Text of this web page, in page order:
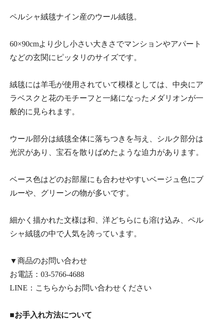
ペルシャ絨毯ナイン産のウール絨毯。
60×90cmより少し小さい大きさでマンションやアパート
などの玄関にピッタリのサイズです。
絨毯には羊毛が使用されていて模様としては、中央にア
ラベスクと花のモチーフと一緒になったメダリオンが一
般的に見られます。
ウール部分は絨毯全体に落ちつきを与え、シルク部分は
光沢があり、宝石を散りばめたような迫力があります。
ベース色はどのお部屋にも合わせやすいベージュ色にブ
ルーや、グリーンの物が多いです。
細かく描かれた文様は和、洋どちらにも溶け込み、ペル
シャ絨毯の中で人気を誇っています。
▼商品のお問い合わせ
お電話： 03-5766-4688
LINE： こちらからお問い合わせください
■お手入れ方法について